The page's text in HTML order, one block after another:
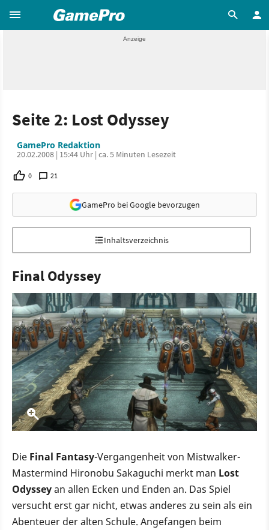
Seite 2: Lost Odyssey
GamePro Redaktion
20.02.2008 | 15:44 Uhr | ca. 5 Minuten Lesezeit
0 21
GamePro bei Google bevorzugen
Inhaltsverzeichnis
Final Odyssey
Die Final Fantasy-Vergangenheit von Mistwalker-
Mastermind Hironobu Sakaguchi merkt man Lost
Odysseyan allen Ecken und Enden an. Das Spiel
versucht erst gar nicht, etwas anderes zu sein als ein
Abenteuer der alten Schule. Angefangen beim